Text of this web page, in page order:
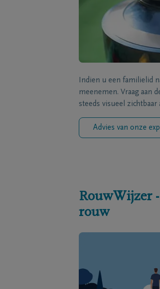
Indien u een familielid
meenemen. Vraag aan
steeds visueel zichtbaar
Advies van onze
RouwWijzer
rouw